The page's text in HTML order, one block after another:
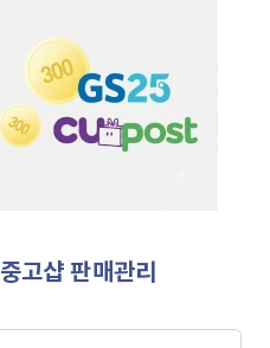
중고샵 판매관리